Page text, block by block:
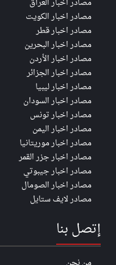
مصادر اخبار الكويت
مصادر اخبار قطر
مصادر اخبار البحرين
مصادر اخبار الأردن
مصادر اخبار الجزائر
مصادر اخبار ليبيا
مصادر اخبار السودان
مصادر اخبار تونس
مصادر اخبار اليمن
مصادر اخبار موريتانيا
مصادر اخبار جزر القمر
مصادر اخبار جيبوتي
مصادر اخبار الصومال
مصادر لايف ستايل
إتصل بنا